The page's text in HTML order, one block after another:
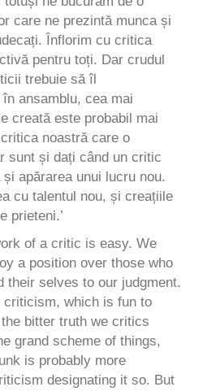
care ne prezintă munca și
Înflorim cu critica
pentru toți. Dar crudul
trebuie să îl
ansamblu, cea mai
creată este probabil mai
noastră care o
sunt și dați când un critic
apărarea unui lucru nou.
cu talentul nou, și creațiile
prieteni.’
of a critic is easy. We
a position over those who
their selves to our judgment.
criticism, which is fun to
bitter truth we critics
grand scheme of things,
is probably more
designating it so. But